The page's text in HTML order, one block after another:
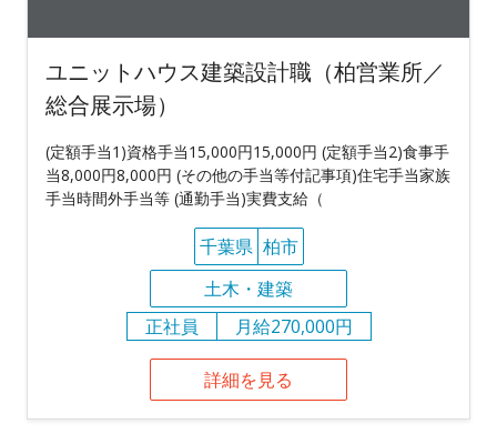
ユニットハウス建築設計職（柏営業所／
総合展示場）
(定額手当1)資格手当15,000円15,000円 (定額手当2)食事手
当8,000円8,000円 (その他の手当等付記事項)住宅手当家族
手当時間外手当等 (通勤手当)実費支給（
千葉県 柏市
土木・建築
正社員
月給270,000円
詳細を見る